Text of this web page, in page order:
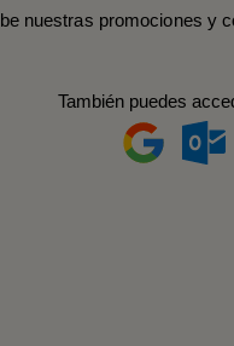
nuestras promociones y
También puedes